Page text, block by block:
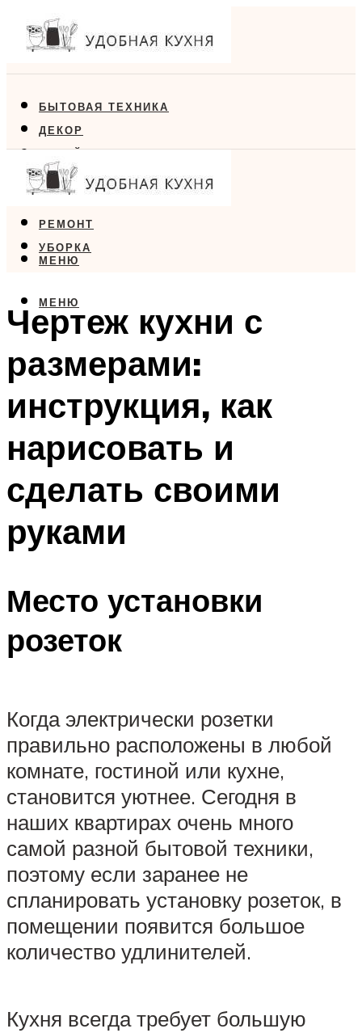
БЫТОВАЯ ТЕХНИКА
ДЕКОР
ДИЗАЙН
ЕДА
РЕМОНТ
УБОРКА
МЕНЮ
МЕНЮ
Чертеж кухни с
размерами:
инструкция, как
нарисовать и
сделать своими
руками
Место установки
розеток
Когда электрически розетки
правильно расположены в любой
комнате, гостиной или кухне,
становится уютнее. Сегодня в
наших квартирах очень много
самой разной бытовой техники,
поэтому если заранее не
спланировать установку розеток, в
помещении появится большое
количество удлинителей.
Кухня всегда требует большую